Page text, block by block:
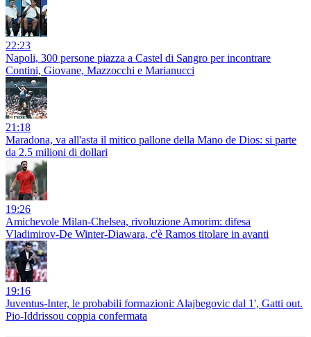
22:23
Napoli, 300 persone piazza a Castel di Sangro per incontrare
Contini, Giovane, Mazzocchi e Marianucci
21:18
Maradona, va all'asta il mitico pallone della Mano de Dios: si parte
da 2.5 milioni di dollari
19:26
Amichevole Milan-Chelsea, rivoluzione Amorim: difesa
Vladimirov-De Winter-Diawara, c'è Ramos titolare in avanti
19:16
Juventus-Inter, le probabili formazioni: Alajbegovic dal 1', Gatti out.
Pio-Iddrissou coppia confermata